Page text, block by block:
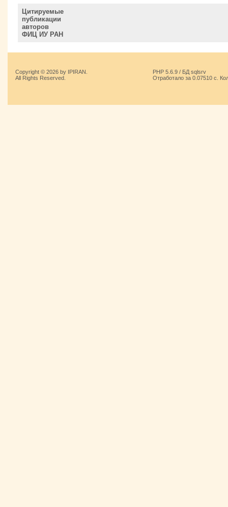
Цитируемые
публикации
авторов
ФИЦ ИУ РАН
Copyright © 2026 by IPIRAN.
All Rights Reserved.
PHP 5.6.9 / БД sqlsrv
Отработало за 0.07510 с.